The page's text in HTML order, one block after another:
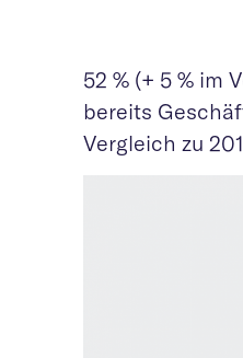
52 % (+ 5 % im
bereits
Vergleich zu